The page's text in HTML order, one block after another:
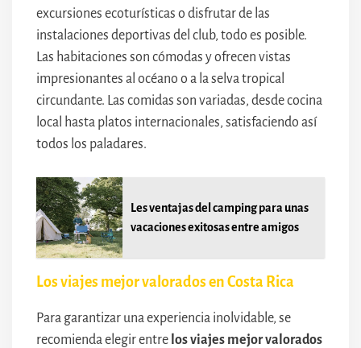
excursiones ecoturísticas o disfrutar de las
instalaciones deportivas del club, todo es posible.
Las habitaciones son cómodas y ofrecen vistas
impresionantes al océano o a la selva tropical
circundante. Las comidas son variadas, desde cocina
local hasta platos internacionales, satisfaciendo así
todos los paladares.
Les ventajas del camping para unas
vacaciones exitosas entre amigos
Los viajes mejor valorados en Costa Rica
Para garantizar una experiencia inolvidable, se
recomienda elegir entre los viajes mejor valorados